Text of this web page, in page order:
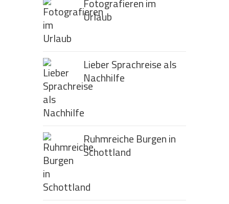
Fotografieren im
Urlaub
Lieber Sprachreise als
Nachhilfe
Ruhmreiche Burgen in
Schottland